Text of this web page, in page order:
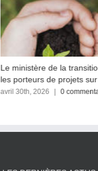
Le ministère de la
les porteurs de projets
avril 30th, 2026 0